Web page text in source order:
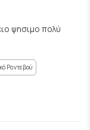
ψησιμο πολύ
Ραντεβού